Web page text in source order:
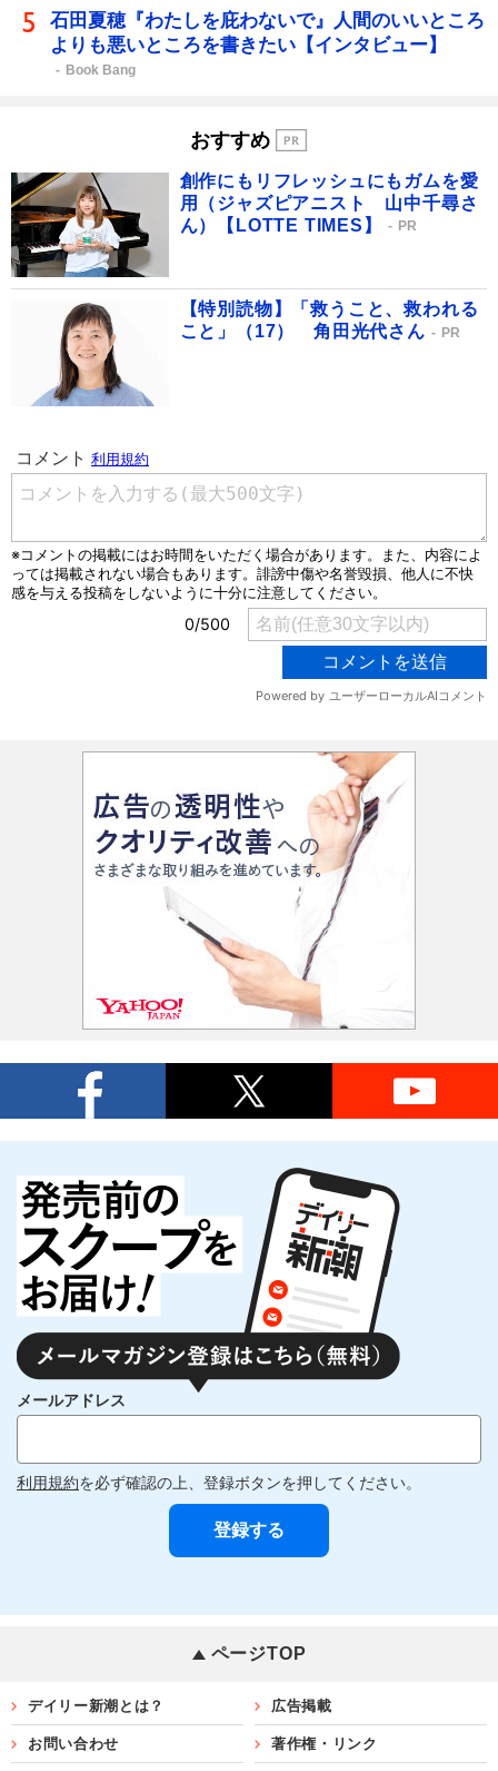
石田夏穂『わたしを庇わないで』人間のいいところ
よりも悪いところを書きたい【インタビュー】
Book Bang
おすすめ
創作にもリフレッシュにもガムを愛
用（ジャズピアニスト 山中千尋さ
ん）【LOTTE TIMES】
PR
【特別読物】「救うこと、救われる
こと」（17） 角田光代さん
PR
メールアドレス
利用規約を必ず確認の上、登録ボタンを押してください。
ページTOP
デイリー新潮とは？ 広告掲載
お問い合わせ 著作権・リンク